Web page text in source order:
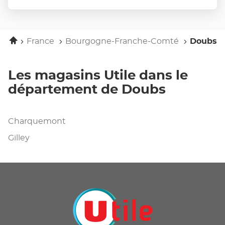
de
informations
NUMÉRO
DU
POINT
GILLEY
AccueilFrance Bourgogne-Franche-Comté Doubs
Les magasins Utile dans le
département de Doubs
Charquemont
Gilley